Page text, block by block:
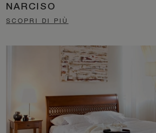
NARCISO
SCOPRI DI PIÙ